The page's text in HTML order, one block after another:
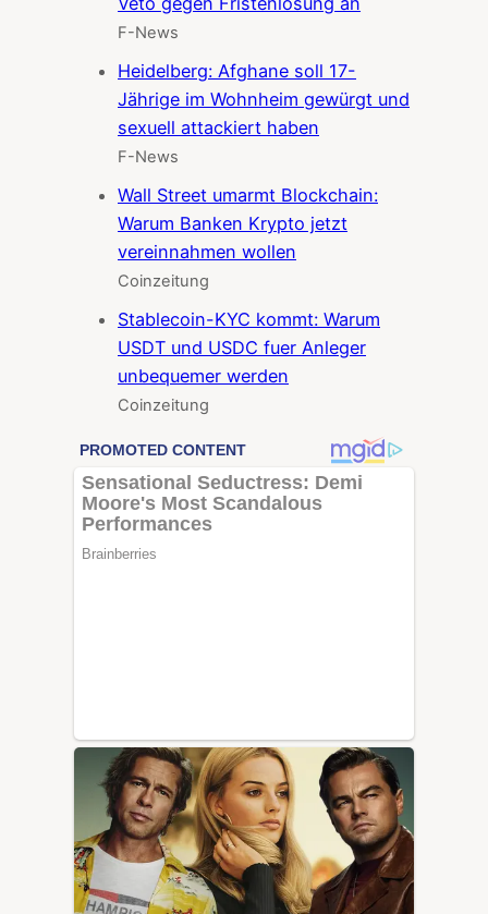
F-News
Heidelberg: Afghane soll 17-
Jährige im Wohnheim gewürgt und
sexuell attackiert haben
F-News
Wall Street umarmt Blockchain:
Warum Banken Krypto jetzt
vereinnahmen wollen
Coinzeitung
Stablecoin-KYC kommt: Warum
USDT und USDC fuer Anleger
unbequemer werden
Coinzeitung